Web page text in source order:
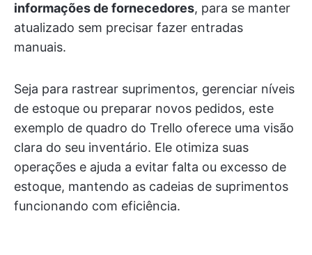
informações de fornecedores, para se manter
atualizado sem precisar fazer entradas
manuais.
Seja para rastrear suprimentos, gerenciar níveis
de estoque ou preparar novos pedidos, este
exemplo de quadro do Trello oferece uma visão
clara do seu inventário. Ele otimiza suas
operações e ajuda a evitar falta ou excesso de
estoque, mantendo as cadeias de suprimentos
funcionando com eficiência.